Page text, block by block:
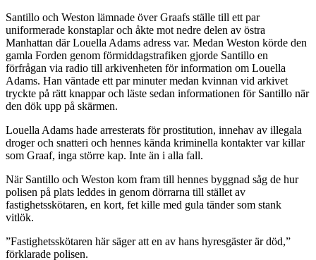
Santillo och Weston lämnade över Graafs ställe till ett par
uniformerade konstaplar och åkte mot nedre delen av östra
Manhattan där Louella Adams adress var. Medan Weston körde den
gamla Forden genom förmiddagstrafiken gjorde Santillo en
förfrågan via radio till arkivenheten för information om Louella
Adams. Han väntade ett par minuter medan kvinnan vid arkivet
tryckte på rätt knappar och läste sedan informationen för Santillo när
den dök upp på skärmen.
Louella Adams hade arresterats för prostitution, innehav av illegala
droger och snatteri och hennes kända kriminella kontakter var killar
som Graaf, inga större kap. Inte än i alla fall.
När Santillo och Weston kom fram till hennes byggnad såg de hur
polisen på plats leddes in genom dörrarna till stället av
fastighetsskötaren, en kort, fet kille med gula tänder som stank
vitlök.
”Fastighetsskötaren här säger att en av hans hyresgäster är död,”
förklarade polisen.